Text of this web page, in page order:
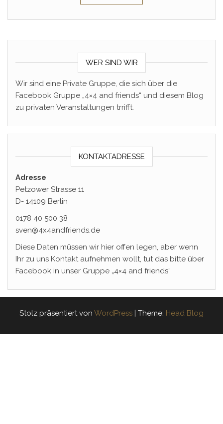
WER SIND WIR
Wir sind eine Private Gruppe, die sich über die
Facebook Gruppe „4×4 and friends“ und diesem Blog
zu privaten Veranstaltungen trrifft.
KONTAKTADRESSE
Adresse
Petzower Strasse 11
D- 14109 Berlin
0178 40 500 38
sven@4x4andfriends.de
Diese Daten müssen wir hier offen legen, aber wenn
Ihr zu uns Kontakt aufnehmen wollt, tut das bitte über
Facebook in unser Gruppe „4×4 and friends“
Stolz präsentiert von WordPress | Theme: Head Blog